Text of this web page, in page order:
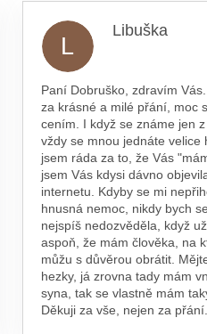
je 5 z 5 hvězdiček.
L
Libuška
Paní Dobruško, zdravím
za krásné a milé přání, moc
cením. I když se známe jen z
vždy se mnou jednáte velice
jsem ráda za to, že Vás
jsem Vás kdysi dávno
internetu. Kdyby se mi
hnusná nemoc, nikdy bych
nejspíš nedozvěděla, když
aspoň, že mám člověka, na
můžu s důvěrou obrátit.
hezky, já zrovna tady mám
syna, tak se vlastně mám
Děkuji za vše, nejen za